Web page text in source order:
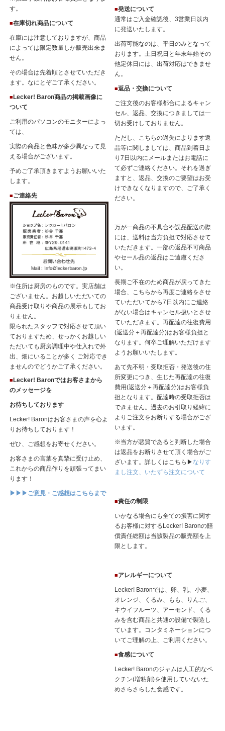
す。
■在庫切れ商品について
在庫には注意しておりますが、商品
によっては限定数量しか販売出来ま
せん。
その場合は先着順とさせていただき
ます。なにとぞご了承ください。
■ Lecker! Baron商品の掲載画像に
ついて
ご利用のパソコンのモニターによっ
ては、
実際の商品と色味が多少異なって見
える場合がございます。
予めご了承頂きますようお願いいた
します。
■ご連絡先
※住所は厨房のものです。実店舗は
ございません。お越しいただいての
商品受け取りや商品の展示もしてお
りません。
限られたスタッフで対応させて頂い
ておりますため、せっかくお越しい
ただいても厨房調理中や仕入れで外
出、畑にいることが多く ご対応でき
ませんのでどうかご了承ください。
■Lecker! Baronではお客さまから
のメッセージを
お待ちしております
Lecker! Baronはお客さまの声を心よ
りお待ちしております！
ぜひ、ご感想をお寄せください。
お客さまの言葉を真摯に受け止め、
これからの商品作りを頑張ってまい
ります！
▶▶▶ご意見・ご感想はこちらまで
■発送について
通常はご入金確認後、3営業日以内
に発送いたします。
出荷可能なのは、平日のみとなって
おります。土日祝日と年末年始その
他定休日には、出荷対応はできませ
ん。
■返品・交換について
ご注文後のお客様都合によるキャン
セル、返品、交換につきましては一
切お受けしておりません。
ただし、こちらの過失によります返
品等に関しましては、商品到着日よ
り7日以内にメールまたはお電話に
て必ずご連絡ください。それを過ぎ
ますと、返品、交換のご要望はお受
けできなくなりますので、ご了承く
ださい。
万が一商品の不具合や誤品配送の際
には、送料は当方負担で対応させて
いただきます。一部の返品不可商品
やセール品の返品はご遠慮くださ
い。
長期ご不在のため商品が戻ってきた
場合、こちらから再度ご連絡をさせ
ていただいてから7日以内にご連絡
がない場合はキャンセル扱いとさせ
ていただきます。再配達の往復費用
(返送分＋再配達分)はお客様負担と
なります。何卒ご理解いただけます
ようお願いいたします。
あて先不明・受取拒否・発送後の住
所変更につき、生じた再配達の往復
費用(返送分＋再配達分)はお客様負
担となります。配達時の受取拒否は
できません。過去のお引取り経緯に
よりご注文をお断りする場合がござ
います。
※当方が悪質であると判断した場合
は返品をお断りさせて頂く場合がご
ざいます。詳しくはこちら▶ なりす
まし注文、いたずら注文について
■責任の制限
いかなる場合にも全ての損害に関す
るお客様に対するLecker! Baronの賠
償責任総額は当該製品の販売額を上
限とします。
■アレルギーについて
Lecker! Baronでは、卵、乳、小麦、
オレンジ、くるみ、もも、りんご、
キウイフルーツ、アーモンド、くる
みを含む商品と共通の設備で製造し
ています。コンタミネーションにつ
いてご理解の上、ご利用ください。
■食感について
Lecker! Baronのジャムは人工的なペ
クチン(増粘剤)を使用していないた
めさらさらした食感です。